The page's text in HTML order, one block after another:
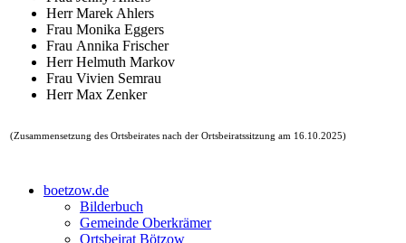
Herr Marek Ahlers
Frau Monika Eggers
Frau Annika Frischer
Herr Helmuth Markov
Frau Vivien Semrau
Herr Max Zenker
(Zusammensetzung des Ortsbeirates nach der Ortsbeiratssitzung am 16.10.2025)
boetzow.de
Bilderbuch
Gemeinde Oberkrämer
Ortsbeirat Bötzow